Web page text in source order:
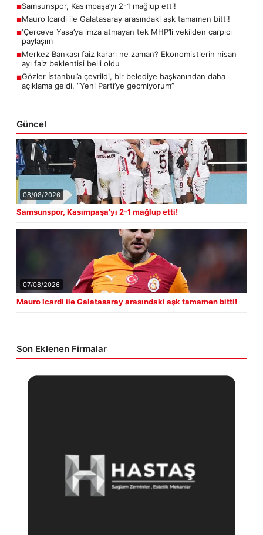
■Samsunspor, Kasımpaşa’yı 2-1 mağlup etti!
■Mauro Icardi ile Galatasaray arasındaki aşk tamamen bitti!
■‘Çerçeve Yasa’ya imza atmayan tek MHP’li vekilden çarpıcı
paylaşım
■Merkez Bankası faiz kararı ne zaman? Ekonomistlerin nisan
ayı faiz beklentisi belli oldu
■Gözler İstanbul’a çevrildi, bir belediye başkanından daha
açıklama geldi. “Yeni Parti’ye geçmiyorum”
Güncel
08/08/2026
Samsunspor, Kasımpaşa’yı 2-1 mağlup etti!
07/08/2026
Mauro Icardi ile Galatasaray arasındaki aşk tamamen bitti!
Son Eklenen Firmalar